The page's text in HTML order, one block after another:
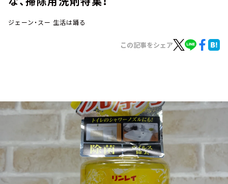
お知らせ
イベント・グッズ
YouTube
会社情報
ジェーン・スー 生活は踊る
この記事をシェア